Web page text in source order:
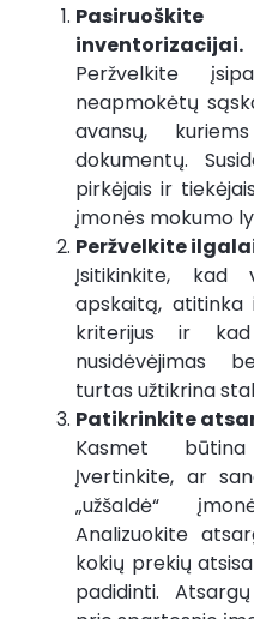
inventorizacijai.
Peržvelkite
neapmokėtų
avansų,
dokumentų.
pirkėjais ir
įmonės mokumo
Peržvelkite
Įsitikinkite,
apskaitą, atitinka
kriterijus ir kad
nusidėvėjimas
turtas užtikrina
Patikrinkite
Kasmet
Įvertinkite, ar
„užšaldė“
Analizuokite
kokių prekių
padidinti.